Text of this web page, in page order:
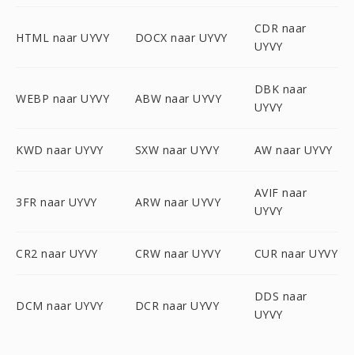
HTML naar UYVY DOCX naar UYVY
CDR naar
UYVY
WEBP naar UYVY ABW naar UYVY
DBK naar
UYVY
KWD naar UYVY SXW naar UYVY AW naar UYVY
3FR naar UYVY ARW naar UYVY
AVIF naar
UYVY
CR2 naar UYVY CRW naar UYVY CUR naar UYVY
DCM naar UYVY DCR naar UYVY
DDS naar
UYVY